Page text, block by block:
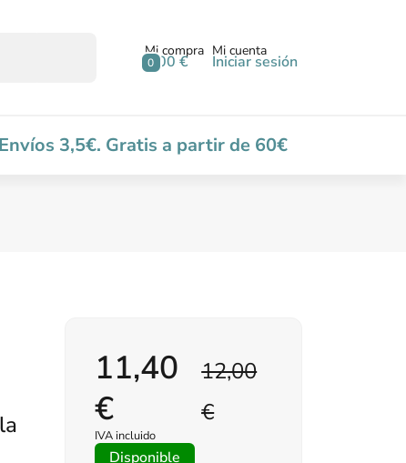
0
Mi compra
0,00 €
Mi cuenta
Iniciar sesión
Envíos 3,5€. Gratis a partir de 60€
12,00
€
11,40
€
IVA incluido
Disponible